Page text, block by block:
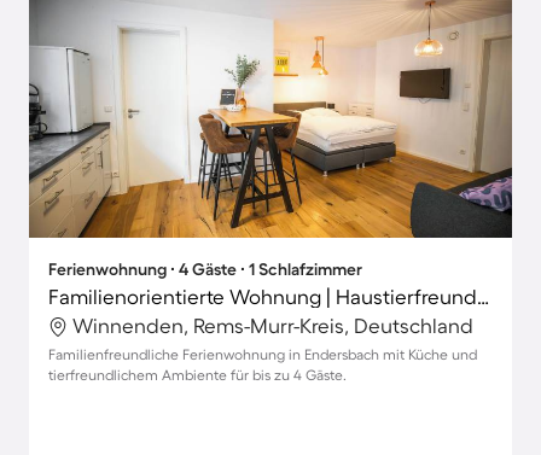
Ferienwohnung ∙ 4 Gäste ∙ 1 Schlafzimmer
Familienorientierte Wohnung | Haustierfreundlich
Winnenden, Rems-Murr-Kreis, Deutschland
Familienfreundliche Ferienwohnung in Endersbach mit Küche und
tierfreundlichem Ambiente für bis zu 4 Gäste.